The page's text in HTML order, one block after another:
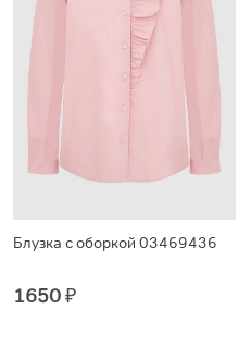
Блузка с оборкой 03469436
1650₽